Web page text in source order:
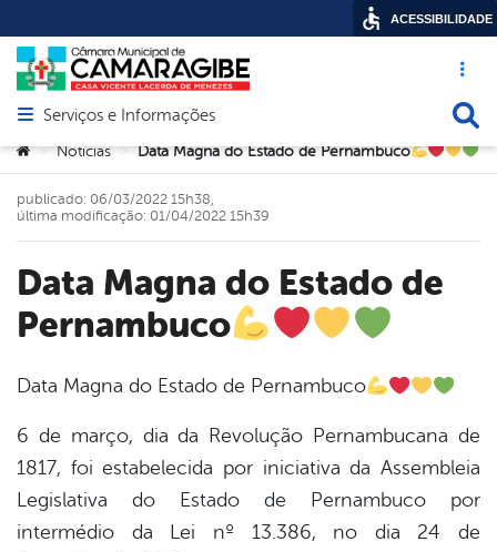
Acesso
Abrir menu principal de navegação
Serviços e Informações
Você está aqui:
> Noticias > Data Magna do Estado de Pernambuco
Data Magna do Estado de
Pernambuco
publicado: 06/03/2022 15h38,
última modificação: 01/04/2022 15h39
Data Magna do Estado de Pernambuco
6 de março, dia da Revolução Pernambucana de
1817, foi estabelecida por iniciativa da Assembleia
Legislativa do Estado de Pernambuco por
intermédio da Lei nº 13.386, no dia 24 de
ACESSIBILIDADE